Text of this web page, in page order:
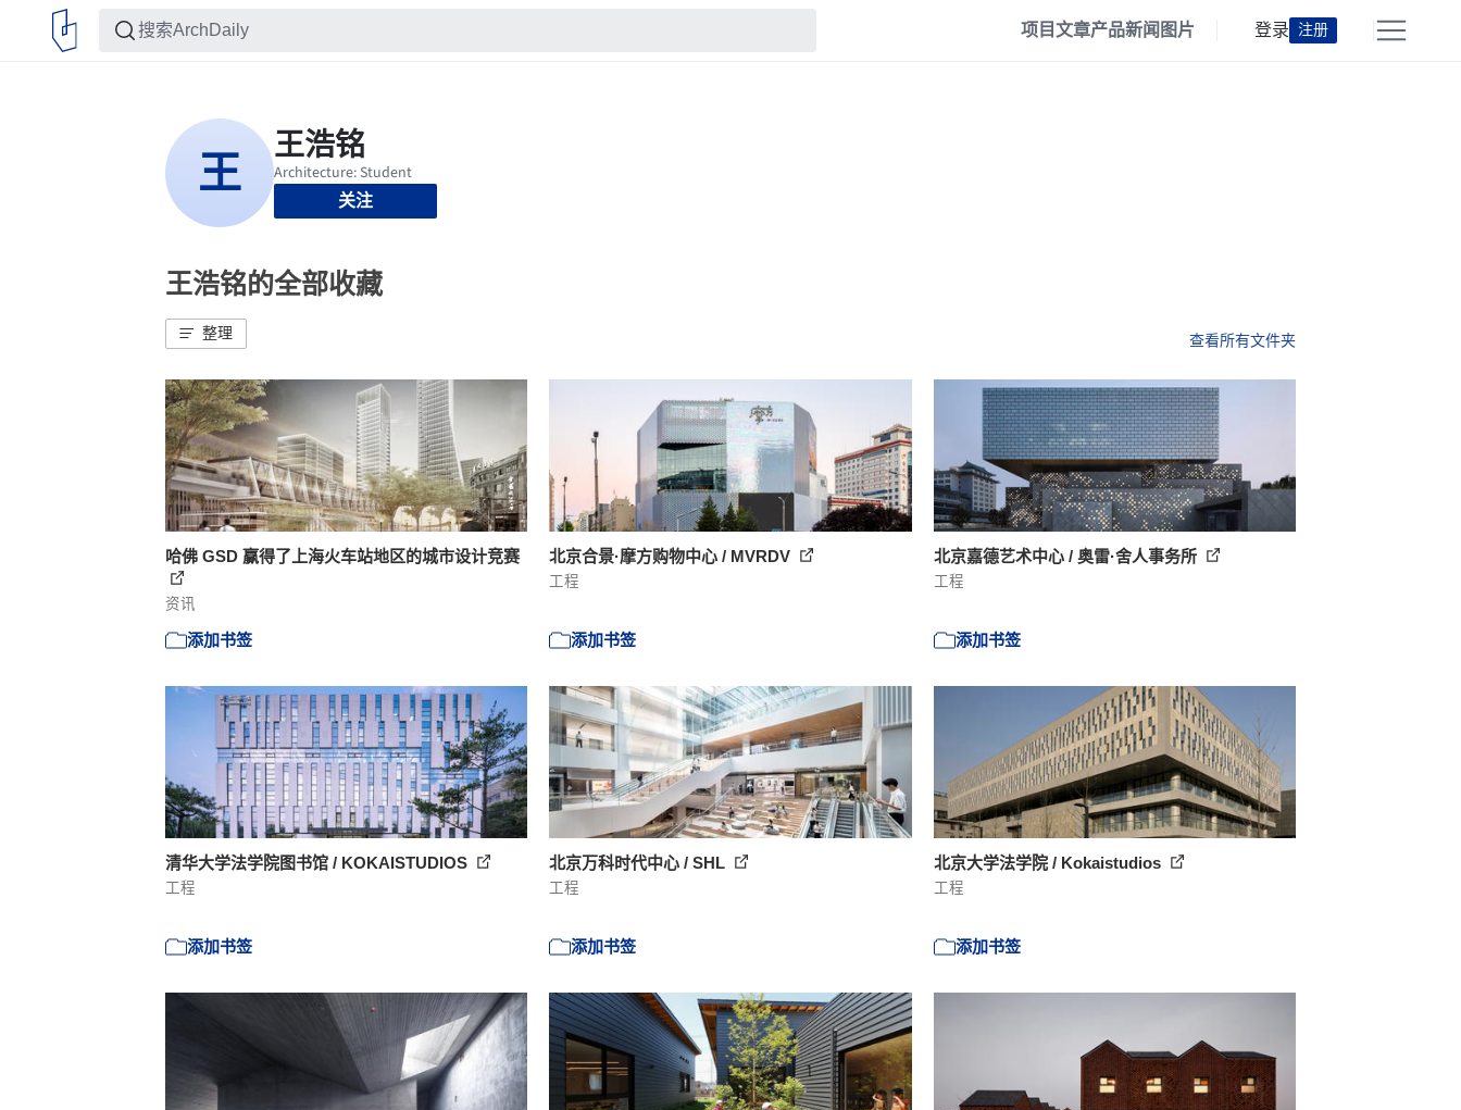
项目文章产品新闻 图片 登录 注册
关注
王浩铭的全部收藏
整理 查看所有文件夹
哈佛 GSD 赢得了上海火车站地区的城市设计竞赛
资讯
添加书签
北京合景·摩方购物中心 / MVRDV
工程
添加书签
北京嘉德艺术中心 / 奥雷·舍人事务所
工程
添加书签
清华大学法学院图书馆 / KOKAISTUDIOS
工程
添加书签
北京万科时代中心 / SHL
工程
添加书签
北京大学法学院 / Kokaistudios
工程
添加书签